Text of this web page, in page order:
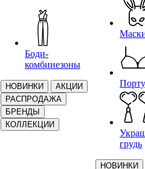
Боди-
комбинезоны
НОВИНКИ
АКЦИИ
РАСПРОДАЖА
БРЕНДЫ
КОЛЛЕКЦИИ
грудь
НОВИНКИ